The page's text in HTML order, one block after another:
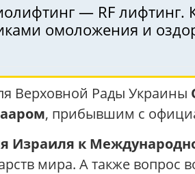
— RF лифтинг.
омоложения и
Верховной Рады Украины
, прибывшим с
Израиля к
мира. А также вопрос